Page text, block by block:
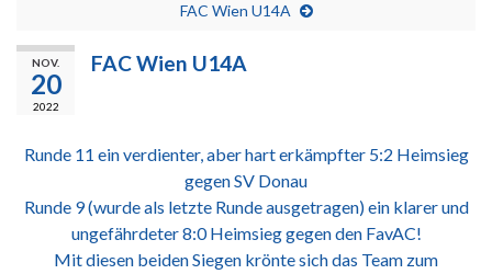
FAC Wien U14A
NOV.
20
2022
FAC Wien U14A
Runde 11 ein verdienter, aber hart erkämpfter 5:2 Heimsieg
gegen SV Donau
Runde 9 (wurde als letzte Runde ausgetragen) ein klarer und
ungefährdeter 8:0 Heimsieg gegen den FavAC!
Mit diesen beiden Siegen krönte sich das Team zum